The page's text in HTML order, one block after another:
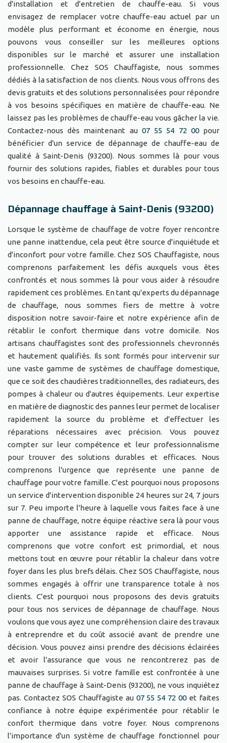
d'installation et d'entretien de chauffe-eau. Si vous
envisagez de remplacer votre chauffe-eau actuel par un
modèle plus performant et économe en énergie, nous
pouvons vous conseiller sur les meilleures options
disponibles sur le marché et assurer une installation
professionnelle. Chez SOS Chauffagiste, nous sommes
dédiés à la satisfaction de nos clients. Nous vous offrons des
devis gratuits et des solutions personnalisées pour répondre
à vos besoins spécifiques en matière de chauffe-eau. Ne
laissez pas les problèmes de chauffe-eau vous gâcher la vie.
Contactez-nous dès maintenant au 07 55 54 72 00pour
bénéficier d'un service de dépannage de chauffe-eau de
qualité à Saint-Denis (93200). Nous sommes là pour vous
fournir des solutions rapides, fiables et durables pour tous
vos besoins en chauffe-eau.
Dépannage chauffage à Saint-Denis (93200)
Lorsque le système de chauffage de votre foyer rencontre
une panne inattendue, cela peut être source d'inquiétude et
d'inconfort pour votre famille. Chez SOS Chauffagiste, nous
comprenons parfaitement les défis auxquels vous êtes
confrontés et nous sommes là pour vous aider à résoudre
rapidement ces problèmes. En tant qu'experts du dépannage
de chauffage, nous sommes fiers de mettre à votre
disposition notre savoir-faire et notre expérience afin de
rétablir le confort thermique dans votre domicile. Nos
artisans chauffagistes sont des professionnels chevronnés
et hautement qualifiés. Ils sont formés pour intervenir sur
une vaste gamme de systèmes de chauffage domestique,
que ce soit des chaudières traditionnelles, des radiateurs, des
pompes à chaleur ou d'autres équipements. Leur expertise
en matière de diagnostic des pannes leur permet de localiser
rapidement la source du problème et d'effectuer les
réparations nécessaires avec précision. Vous pouvez
compter sur leur compétence et leur professionnalisme
pour trouver des solutions durables et efficaces. Nous
comprenons l'urgence que représente une panne de
chauffage pour votre famille. C'est pourquoi nous proposons
un service d'intervention disponible 24 heures sur 24, 7 jours
sur 7. Peu importe l'heure à laquelle vous faites face à une
panne de chauffage, notre équipe réactive sera là pour vous
apporter une assistance rapide et efficace. Nous
comprenons que votre confort est primordial, et nous
mettons tout en œuvre pour rétablir la chaleur dans votre
foyer dans les plus brefs délais. Chez SOS Chauffagiste, nous
sommes engagés à offrir une transparence totale à nos
clients. C'est pourquoi nous proposons des devis gratuits
pour tous nos services de dépannage de chauffage. Nous
voulons que vous ayez une compréhension claire des travaux
à entreprendre et du coût associé avant de prendre une
décision. Vous pouvez ainsi prendre des décisions éclairées
et avoir l'assurance que vous ne rencontrerez pas de
mauvaises surprises. Si votre famille est confrontée à une
panne de chauffage à Saint-Denis (93200), ne vous inquiétez
pas. Contactez SOS Chauffagiste au 07 55 54 72 00et faites
confiance à notre équipe expérimentée pour rétablir le
confort thermique dans votre foyer. Nous comprenons
l'importance d'un système de chauffage fonctionnel pour